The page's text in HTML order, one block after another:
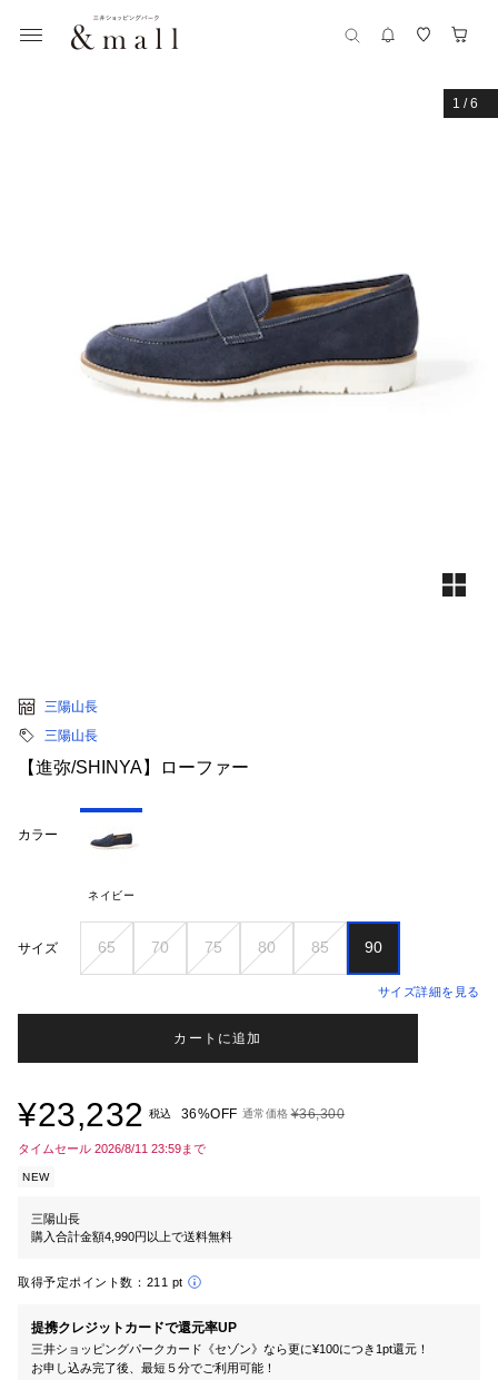
1 /6
三陽山長
三陽山長
【進弥/SHINYA】ローファー
カラー
ネイビー
サイズ 65 70 75 80 85 90
サイズ詳細を見る
カートに追加
¥23,232 税込 36%OFF 通常価格 ¥36,300
タイムセール 2026/8/11 23:59まで
NEW
三陽山長
購入合計金額4,990円以上で送料無料
取得予定ポイント数： 211 pt
提携クレジットカードで還元率UP
三井ショッピングパークカード《セゾン》なら更に¥100につき1pt還元！
お申し込み完了後、最短５分でご利用可能！